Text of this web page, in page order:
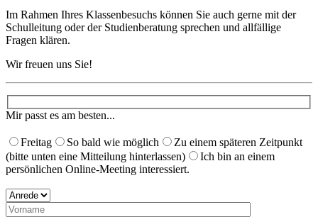
Im Rahmen Ihres Klassenbesuchs können Sie auch gerne mit der
Schulleitung oder der Studienberatung sprechen und allfällige
Fragen klären.
Wir freuen uns Sie!
Mir passt es am besten...
Freitag So bald wie möglich
Zu einem späteren Zeitpunkt
(bitte unten eine Mitteilung hinterlassen)
Ich bin an einem
persönlichen Online-Meeting interessiert.